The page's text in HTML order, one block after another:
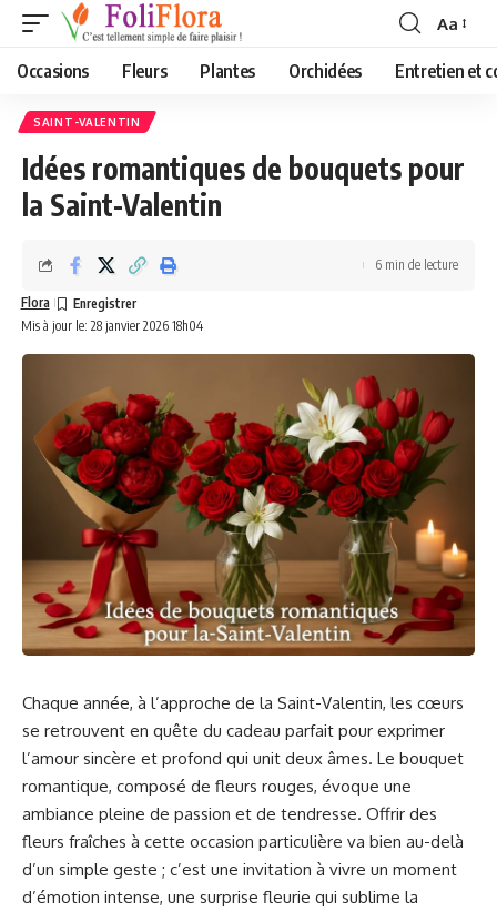
Font
Resizer
Aa
Occasions Fleurs Plantes Orchidées Entretien et
SAINT-VALENTIN
Idées romantiques de bouquets pour
la Saint-Valentin
Mis à jour le: 28 janvier 2026 18h04
Flora
6 min de lecture
Chaque année, à l’approche de la Saint-Valentin, les cœurs
se retrouvent en quête du cadeau parfait pour exprimer
l’amour sincère et profond qui unit deux âmes. Le bouquet
romantique, composé de fleurs rouges, évoque une
ambiance pleine de passion et de tendresse. Offrir des
fleurs fraîches à cette occasion particulière va bien au-delà
d’un simple geste ; c’est une invitation à vivre un moment
d’émotion intense, une surprise fleurie qui sublime la